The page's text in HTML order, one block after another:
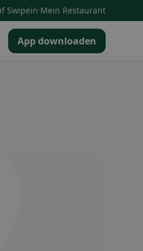
Swipein·Mein Restaurant
App downloaden